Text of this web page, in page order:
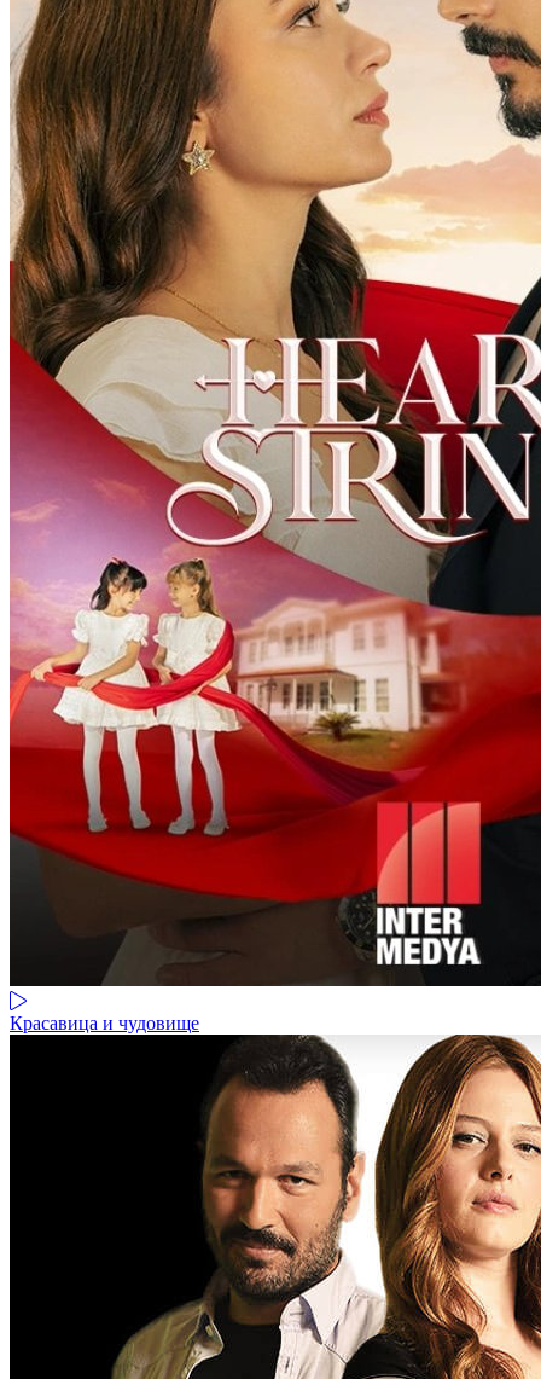
Красавица и чудовище